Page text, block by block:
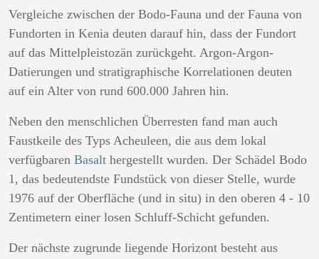
Vergleiche zwischen der Bodo-Fauna und der Fauna von
Fundorten in Kenia deuten darauf hin, dass der Fundort
auf das Mittelpleistozän zurückgeht. Argon-Argon-
Datierungen und stratigraphische Korrelationen deuten
auf ein Alter von rund 600.000 Jahren hin.
Neben den menschlichen Überresten fand man auch
Faustkeile des Typs Acheuleen, die aus dem lokal
verfügbaren Basalt hergestellt wurden. Der Schädel Bodo
1, das bedeutendste Fundstück von dieser Stelle, wurde
1976 auf der Oberfläche (und in situ) in den oberen 4 - 10
Zentimetern einer losen Schluff-Schicht gefunden.
Der nächste zugrunde liegende Horizont besteht aus